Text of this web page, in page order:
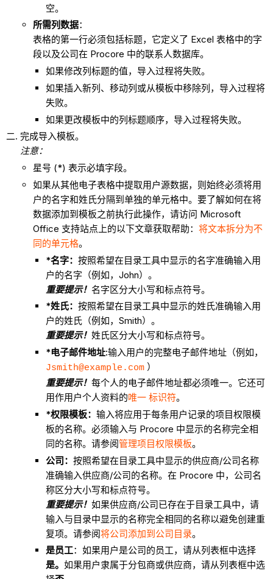
空。
所需列数据：
表格的第一行必须包括标题，它定义了 Excel 表格中的字
段以及公司在 Procore 中的联系人数据库。
如果修改列标题的值，导入过程将失败。
如果插入新列、移动列或从模板中移除列，导入过程将
失败。
如果更改模板中的列标题顺序，导入过程将失败。
完成导入模板。
注意：
星号 (*) 表示必填字段。
如果从其他电子表格中提取用户源数据，则始终必须将用
户的名字和姓氏分隔到单独的单元格中。要了解如何在将
数据添加到模板之前执行此操作，请访问 Microsoft
Office 支持站点上的以下文章获取帮助： 将文本拆分为不
同的单元格。
*名字： 按照希望在目录工具中显示的名字准确输入用
户的名字（例如，John）。
重要提示！ 名字区分大小写和标点符号。
*姓氏： 按照希望在目录工具中显示的姓氏准确输入用
户的姓氏（例如，Smith）。
重要提示！ 姓氏区分大小写和标点符号。
*电子邮件地址:输入用户的完整电子邮件地址（例如，
Jsmith@example.com）
重要提示！ 每个人的电子邮件地址都必须唯一。它还可
用作用户个人资料的唯一 标识符。
*权限模板： 输入将应用于每条用户记录的项目权限模
板的名称。必须输入与 Procore 中显示的名称完全相
同的名称。请参阅管理项目权限模板。
公司： 按照希望在目录工具中显示的供应商/公司名称
准确输入供应商/公司的名称。在 Procore 中，公司名
称区分大小写和标点符号。
重要提示！ 如果供应商/公司已存在于目录工具中，请
输入与目录中显示的名称完全相同的名称以避免创建重
复项。请参阅将公司添加到公司目录。
是员工：如果用户是公司的员工，请从列表框中选择
是。 如果用户隶属于分包商或供应商，请从列表框中选